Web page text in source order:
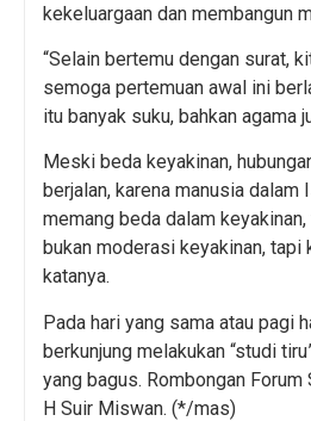
kekeluargaan dan membangun
“Selain bertemu dengan surat,
semoga pertemuan awal ini
itu banyak suku, bahkan agama
Meski beda keyakinan,
berjalan, karena manusia
memang beda dalam
bukan moderasi keyakinan, tapi
katanya.
Pada hari yang sama atau pagi
berkunjung melakukan “studi
yang bagus. Rombongan
H Suir Miswan. (*/mas)